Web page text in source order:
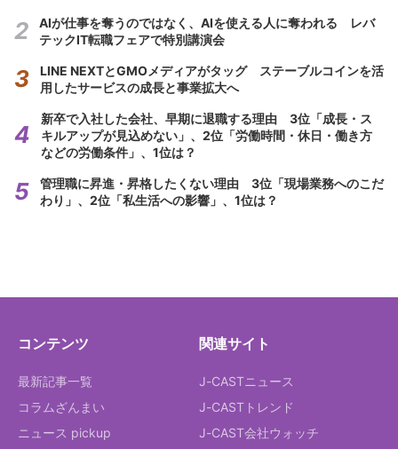
AIが仕事を奪うのではなく、AIを使える人に奪われる レバ
テックIT転職フェアで特別講演会
LINE NEXTとGMOメディアがタッグ ステーブルコインを活
用したサービスの成長と事業拡大へ
新卒で入社した会社、早期に退職する理由 3位「成長・ス
キルアップが見込めない」、2位「労働時間・休日・働き方
などの労働条件」、1位は？
管理職に昇進・昇格したくない理由 3位「現場業務へのこだ
わり」、2位「私生活への影響」、1位は？
コンテンツ
最新記事一覧
コラムざんまい
ニュース pickup
関連サイト
J-CASTニュース
J-CASTトレンド
J-CAST会社ウォッチ